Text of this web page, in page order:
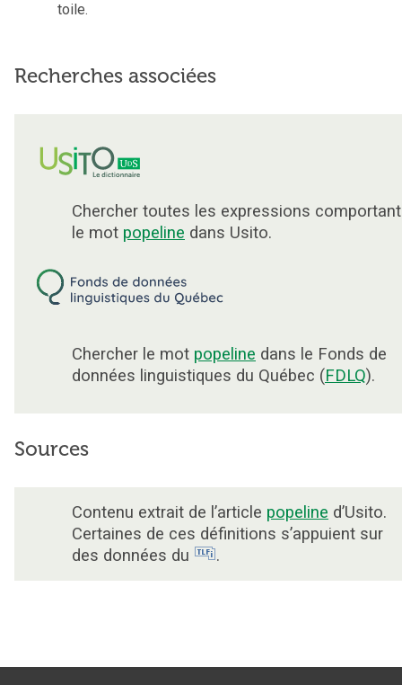
toile.
Recherches associées
Chercher toutes les expressions comportant
le mot popeline dans Usito.
Chercher le mot popeline dans le Fonds de
données linguistiques du Québec (FDLQ).
Sources
Contenu extrait de l’article popeline d’Usito.
Certaines de ces définitions s’appuient sur
des données du
.